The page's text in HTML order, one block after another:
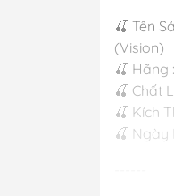
🍒 Tên
(Vision)
🍒 Hãng
🍒 Chất
🍒 Kích
🍒 Ngày